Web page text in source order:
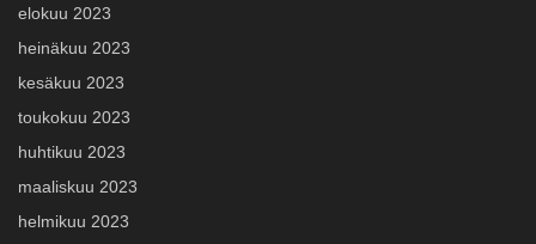
elokuu 2023
heinäkuu 2023
kesäkuu 2023
toukokuu 2023
huhtikuu 2023
maaliskuu 2023
helmikuu 2023